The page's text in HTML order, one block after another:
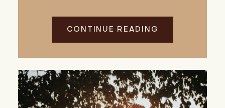
CONTINUE READING